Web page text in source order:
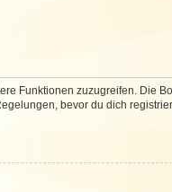
Funktionen zuzugreifen. Die
bevor du dich